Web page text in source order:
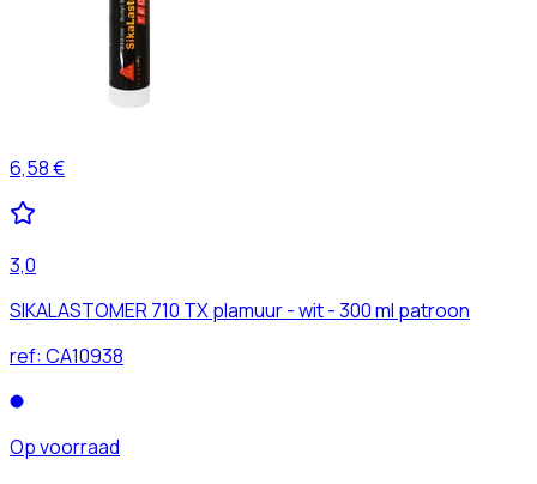
6,58 €
3,0
SIKALASTOMER 710 TX plamuur - wit - 300 ml patroon
ref: CA10938
Op voorraad